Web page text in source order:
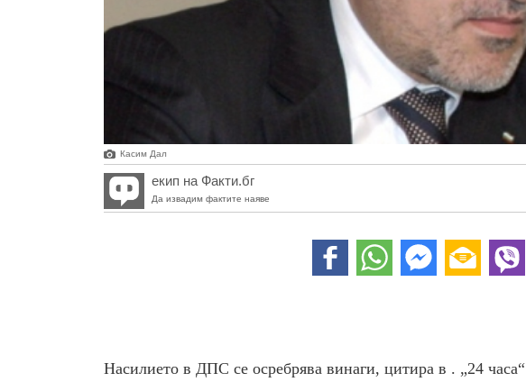
Касим Дал
екип на Факти.бг
Да извадим фактите наяве
Насилието в ДПС се осребрява винаги, цитира в . „24 часа“